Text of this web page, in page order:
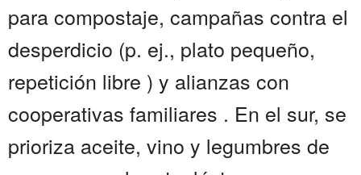
para compostaje, campañas contra el
desperdicio (p. ej., plato pequeño,
repetición libre ) y alianzas con
cooperativas familiares . En el sur, se
prioriza aceite, vino y legumbres de